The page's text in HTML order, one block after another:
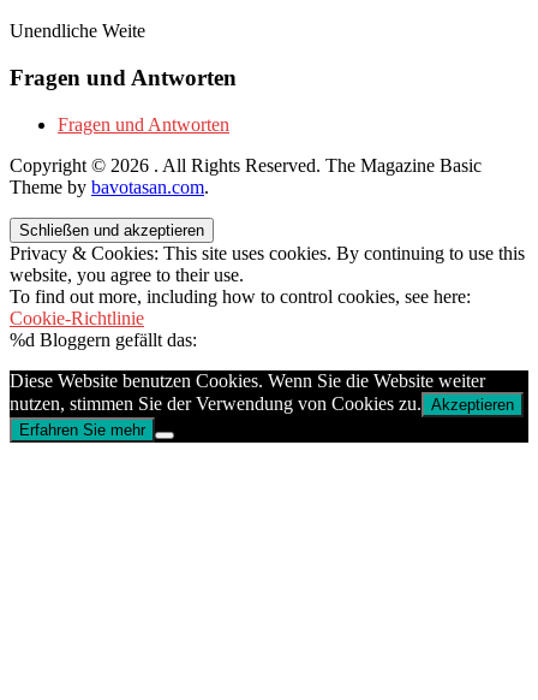
Unendliche Weite
Fragen und Antworten
Fragen und Antworten
Copyright © 2026 . All Rights Reserved. The Magazine Basic
Theme by bavotasan.com.
Privacy & Cookies: This site uses cookies. By continuing to use this
website, you agree to their use.
To find out more, including how to control cookies, see here:
Cookie-Richtlinie
%d Bloggern gefällt das:
Diese Website benutzen Cookies. Wenn Sie die Website weiter
nutzen, stimmen Sie der Verwendung von Cookies zu. Akzeptieren
Erfahren Sie mehr